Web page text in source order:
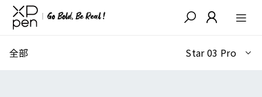
全部 Star 03 Pro